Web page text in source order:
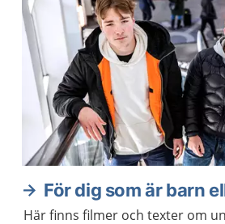
För dig som är barn
Här finns filmer och texter om